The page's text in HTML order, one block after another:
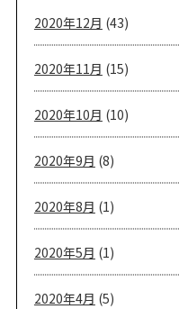
2020年12月 (43)
2020年11月 (15)
2020年10月 (10)
2020年9月 (8)
2020年8月 (1)
2020年5月 (1)
2020年4月 (5)